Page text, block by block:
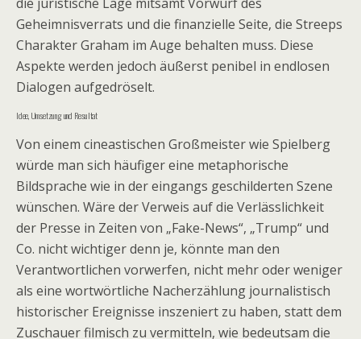
Geheimnisverrats und die finanzielle Seite, die Streeps
Charakter Graham im Auge behalten muss. Diese
Aspekte werden jedoch äußerst penibel in endlosen
Dialogen aufgedröselt.
Idee, Umsetzung und Resultat
Von einem cineastischen Großmeister wie Spielberg
würde man sich häufiger eine metaphorische
Bildsprache wie in der eingangs geschilderten Szene
wünschen. Wäre der Verweis auf die Verlässlichkeit
der Presse in Zeiten von „Fake-News“, „Trump“ und
Co. nicht wichtiger denn je, könnte man den
Verantwortlichen vorwerfen, nicht mehr oder weniger
als eine wortwörtliche Nacherzählung journalistisch
historischer Ereignisse inszeniert zu haben, statt dem
Zuschauer filmisch zu vermitteln, wie bedeutsam die